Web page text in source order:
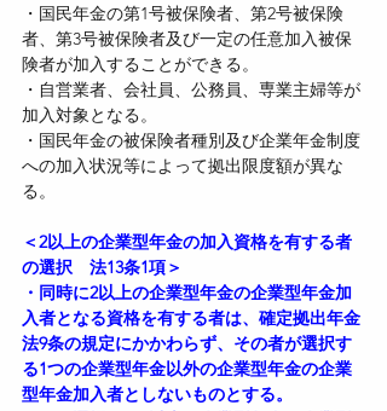
・国民年金の第1号被保険者、第2号被保険
者、第3号被保険者及び一定の任意加入被保
険者が加入することができる。
・自営業者、会社員、公務員、専業主婦等が
加入対象となる。
・国民年金の被保険者種別及び企業年金制度
への加入状況等によって拠出限度額が異な
る。
＜2以上の企業型年金の加入資格を有する者
の選択　法13条1項＞
・同時に2以上の企業型年金の企業型年金加
入者となる資格を有する者は、確定拠出年金
法9条の規定にかかわらず、その者が選択す
る1つの企業型年金以外の企業型年金の企業
型年金加入者としないものとする。